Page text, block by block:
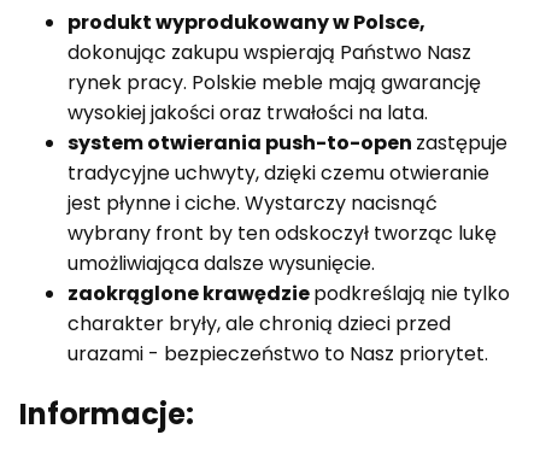
produkt wyprodukowany w Polsce,
dokonując zakupu wspierają Państwo Nasz
rynek pracy. Polskie meble mają gwarancję
wysokiej jakości oraz trwałości na lata.
system otwierania push-to-open zastępuje
tradycyjne uchwyty, dzięki czemu otwieranie
jest płynne i ciche. Wystarczy nacisnąć
wybrany front by ten odskoczył tworząc lukę
umożliwiająca dalsze wysunięcie.
zaokrąglone krawędziepodkreślają nie tylko
charakter bryły, ale chronią dzieci przed
urazami - bezpieczeństwo to Nasz priorytet.
Informacje: